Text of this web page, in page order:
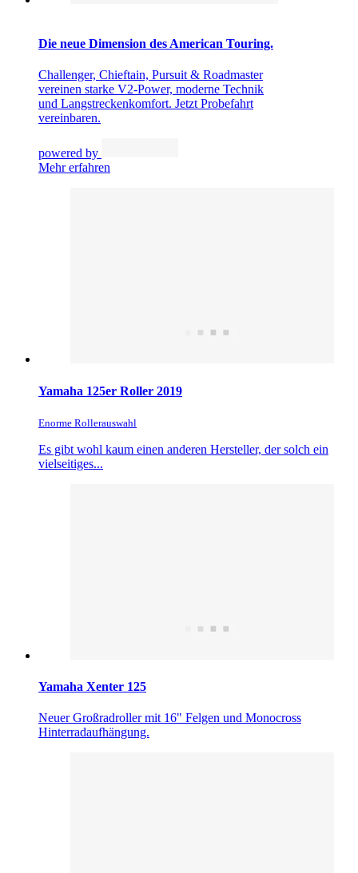
Die neue Dimension des American Touring.
Challenger, Chieftain, Pursuit & Roadmaster
vereinen starke V2-Power, moderne Technik
und Langstreckenkomfort. Jetzt Probefahrt
vereinbaren.
powered by
Mehr erfahren
Yamaha 125er Roller 2019
Enorme Rollerauswahl
Es gibt wohl kaum einen anderen Hersteller, der solch ein
vielseitiges...
Yamaha Xenter 125
Neuer Großradroller mit 16" Felgen und Monocross
Hinterradaufhängung.